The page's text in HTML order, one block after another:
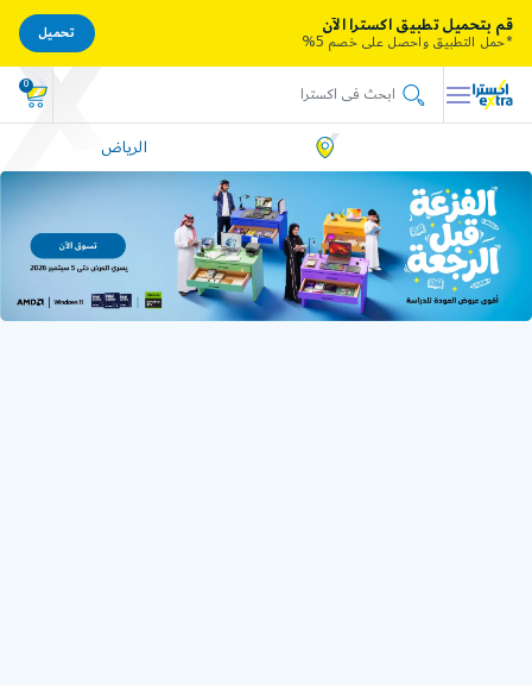
0
الرياض
قم بتحميل تطبيق اكسترا الآن
*حمل التطبيق واحصل على خصم 5%
تحميل